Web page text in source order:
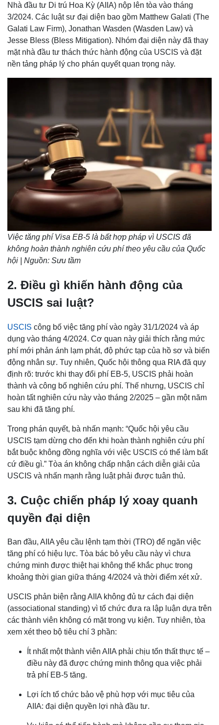
Nhà đầu tư Di trú Hoa Kỳ (AIIA) nộp lên tòa vào tháng
3/2024. Các luật sư đại diện bao gồm Matthew Galati (The
Galati Law Firm), Jonathan Wasden (Wasden Law) và
Jesse Bless (Bless Mitigation). Nhóm đại diện này đã thay
mặt nhà đầu tư thách thức hành động của USCIS và đặt
nền tảng pháp lý cho phán quyết quan trọng này.
Việc tăng phí Visa EB-5 là bất hợp pháp vì USCIS đã
không hoàn thành nghiên cứu phí theo yêu cầu của Quốc
hội | Nguồn: Sưu tầm
2. Điều gì khiến hành động của
USCIS sai luật?
USCIS công bố việc tăng phí vào ngày 31/1/2024 và áp
dụng vào tháng 4/2024. Cơ quan này giải thích rằng mức
phí mới phản ánh lạm phát, độ phức tạp của hồ sơ và biến
động nhân sự. Tuy nhiên, Quốc hội thông qua RIA đã quy
định rõ: trước khi thay đổi phí EB-5, USCIS phải hoàn
thành và công bố nghiên cứu phí. Thế nhưng, USCIS chỉ
hoàn tất nghiên cứu này vào tháng 2/2025 – gần một năm
sau khi đã tăng phí.
Trong phán quyết, bà nhấn mạnh: “Quốc hội yêu cầu
USCIS tạm dừng cho đến khi hoàn thành nghiên cứu phí
bắt buộc không đồng nghĩa với việc USCIS có thể làm bất
cứ điều gì.” Tòa án không chấp nhận cách diễn giải của
USCIS và nhấn mạnh rằng luật phải được tuân thủ.
3. Cuộc chiến pháp lý xoay quanh
quyền đại diện
Ban đầu, AIIA yêu cầu lệnh tạm thời (TRO) để ngăn việc
tăng phí có hiệu lực. Tòa bác bỏ yêu cầu này vì chưa
chứng minh được thiệt hại không thể khắc phục trong
khoảng thời gian giữa tháng 4/2024 và thời điểm xét xử.
USCIS phản biện rằng AIIA không đủ tư cách đại diện
(associational standing) vì tổ chức đưa ra lập luận dựa trên
các thành viên không có mặt trong vụ kiện. Tuy nhiên, tòa
xem xét theo bộ tiêu chí 3 phần:
Ít nhất một thành viên AIIA phải chịu tổn thất thực tế –
điều này đã được chứng minh thông qua việc phải
trả phí EB-5 tăng.
Lợi ích tổ chức bảo vệ phù hợp với mục tiêu của
AIIA: đại diện quyền lợi nhà đầu tư.